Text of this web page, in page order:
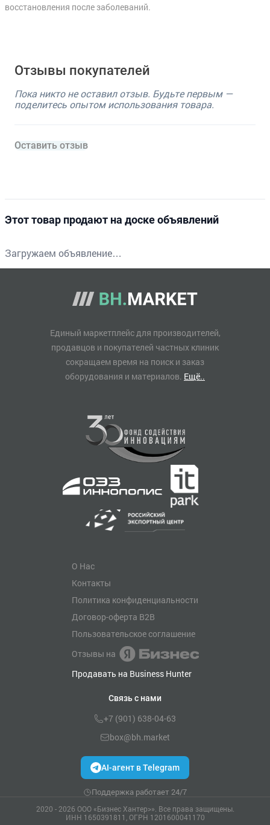
восстановления после заболеваний.
Отзывы покупателей
Пока никто не оставил отзыв. Будьте первым —
поделитесь опытом использования товара.
Оставить отзыв
Этот товар продают на доске объявлений
Загружаем объявление…
Единый маркетплейс для производителей,
продавцов и покупателей частных клиник
сокращаем время на поиск и заказ
оборудования и материалов. Ещё..
О Нас
Контакты
Политика конфиденциальности
Договор-оферта B2B
Пользовательское соглашение
Отзывы на
Продавать на Business Hunter
Связь с нами
+7 (901) 638-04-63
box@bh.market
AI-агент в Telegram
Поддержка работает 24/7
2020 - 2026 ООО «Бизнес Хантер>». Все права защищены.
ИНН 1650391811, ОГРН 1201600041170